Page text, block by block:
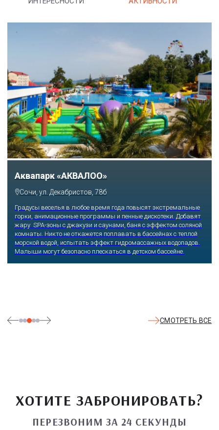
Аквапарк «АКВАЛОО»
Сочи, ул. Декабристов, 78б
Градусы веселья в любое время года повысят экстремальные
горки, анимационные программы и пенные дискотеки. Добавят
жару SPA-зоны с джакузи и саунами, баня с эффектом соляной
комнаты. Никто не откажется поплавать в бассейнах с теплой
морской водой, испытать эффект гидромассажных водопадов.
Малыши могут безопасно плескаться в детском бассейне.
СМОТРЕТЬ ВСЕ
ХОТИТЕ ЗАБРОНИРОВАТЬ?
ПЕРЕЗВОНИМ ЗА 24 СЕКУНДЫ